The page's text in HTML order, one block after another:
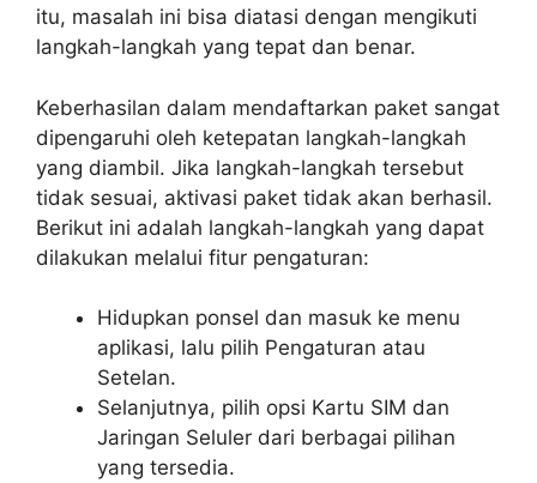
itu, masalah ini bisa diatasi dengan mengikuti
langkah-langkah yang tepat dan benar.
Keberhasilan dalam mendaftarkan paket sangat
dipengaruhi oleh ketepatan langkah-langkah
yang diambil. Jika langkah-langkah tersebut
tidak sesuai, aktivasi paket tidak akan berhasil.
Berikut ini adalah langkah-langkah yang dapat
dilakukan melalui fitur pengaturan:
Hidupkan ponsel dan masuk ke menu
aplikasi, lalu pilih Pengaturan atau
Setelan.
Selanjutnya, pilih opsi Kartu SIM dan
Jaringan Seluler dari berbagai pilihan
yang tersedia.